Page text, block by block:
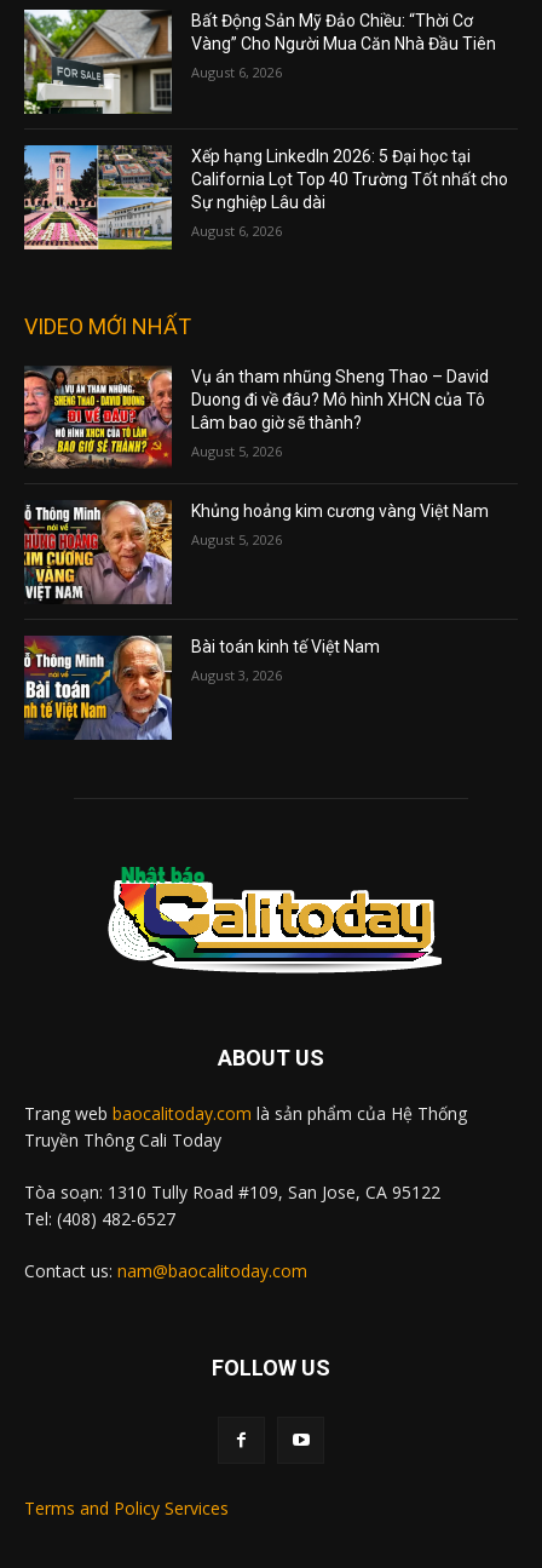
Bất Động Sản Mỹ Đảo Chiều: “Thời Cơ
Vàng” Cho Người Mua Căn Nhà Đầu Tiên
August 6, 2026
Xếp hạng LinkedIn 2026: 5 Đại học tại
California Lọt Top 40 Trường Tốt nhất cho
Sự nghiệp Lâu dài
August 6, 2026
VIDEO MỚI NHẤT
Vụ án tham nhũng Sheng Thao – David
Duong đi về đâu? Mô hình XHCN của Tô
Lâm bao giờ sẽ thành?
August 5, 2026
Khủng hoảng kim cương vàng Việt Nam
August 5, 2026
Bài toán kinh tế Việt Nam
August 3, 2026
ABOUT US
Trang web baocalitoday.com là sản phẩm của Hệ Thống
Truyền Thông Cali Today
Tòa soạn: 1310 Tully Road #109, San Jose, CA 95122
Tel: (408) 482-6527
Contact us: nam@baocalitoday.com
FOLLOW US
Terms and Policy Services